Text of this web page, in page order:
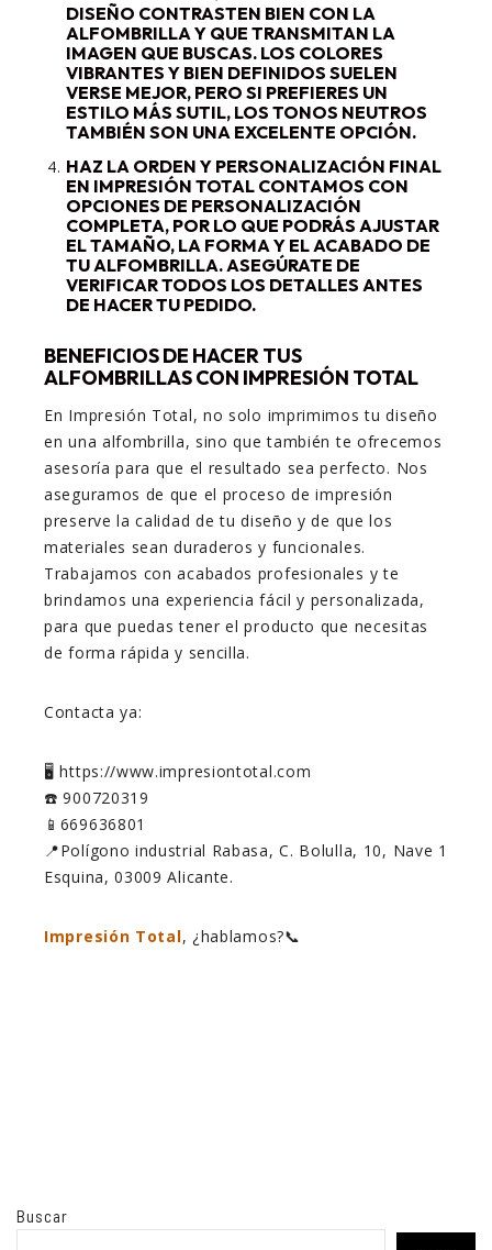
DISEÑO CONTRASTEN BIEN CON LA
ALFOMBRILLA Y QUE TRANSMITAN LA
IMAGEN QUE BUSCAS. LOS COLORES
VIBRANTES Y BIEN DEFINIDOS SUELEN
VERSE MEJOR, PERO SI PREFIERES UN
ESTILO MÁS SUTIL, LOS TONOS NEUTROS
TAMBIÉN SON UNA EXCELENTE OPCIÓN.
HAZ LA ORDEN Y PERSONALIZACIÓN FINAL
EN IMPRESIÓN TOTAL CONTAMOS CON
OPCIONES DE PERSONALIZACIÓN
COMPLETA, POR LO QUE PODRÁS AJUSTAR
EL TAMAÑO, LA FORMA Y EL ACABADO DE
TU ALFOMBRILLA. ASEGÚRATE DE
VERIFICAR TODOS LOS DETALLES ANTES
DE HACER TU PEDIDO.
BENEFICIOS DE HACER TUS
ALFOMBRILLAS CON IMPRESIÓN TOTAL
En Impresión Total, no solo imprimimos tu diseño
en una alfombrilla, sino que también te ofrecemos
asesoría para que el resultado sea perfecto. Nos
aseguramos de que el proceso de impresión
preserve la calidad de tu diseño y de que los
materiales sean duraderos y funcionales.
Trabajamos con acabados profesionales y te
brindamos una experiencia fácil y personalizada,
para que puedas tener el producto que necesitas
de forma rápida y sencilla.
Contacta ya:
🖥️ https://www.impresiontotal.com
☎️ 900720319
📱669636801
📍Polígono industrial Rabasa, C. Bolulla, 10, Nave 1
Esquina, 03009 Alicante.
Impresión Total, ¿hablamos?📞
Buscar